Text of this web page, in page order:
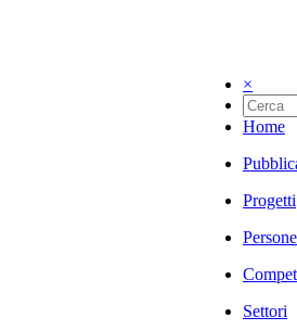
×
Home
Progetti
Persone
Settori